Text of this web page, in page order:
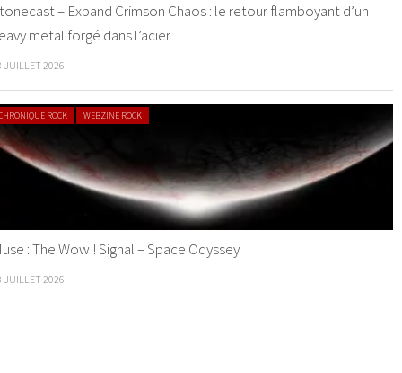
– Expand Crimson Chaos : le retour flamboyant d’un
metal forgé dans l’acier
JUILLET 2026
ROCK WEBZINE ROCK
: The Wow ! Signal – Space Odyssey
JUILLET 2026